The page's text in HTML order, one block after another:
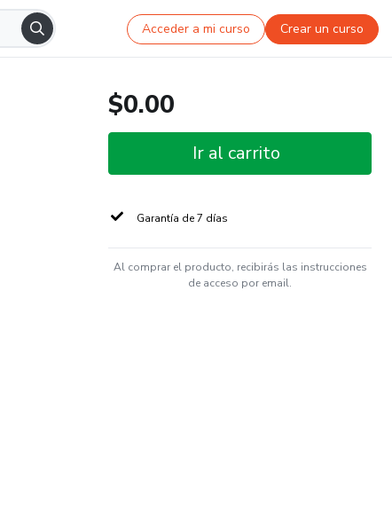
Acceder a mi curso Crear un curso
$0.00
Ir al carrito
Garantía de 7 días
Al comprar el producto, recibirás las instrucciones
de acceso por email.